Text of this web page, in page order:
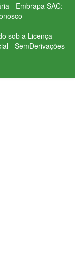
- Embrapa SAC:
sob a Licença
- SemDerivações